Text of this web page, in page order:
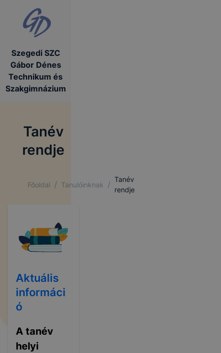
Szegedi SZC
Gábor Dénes
Technikum és
Szakgimnázium
Tanév
rendje
Főoldal / Tanulóinknak /
Tanév
rendje
Aktuális
informáci
ó
A tanév
helyi